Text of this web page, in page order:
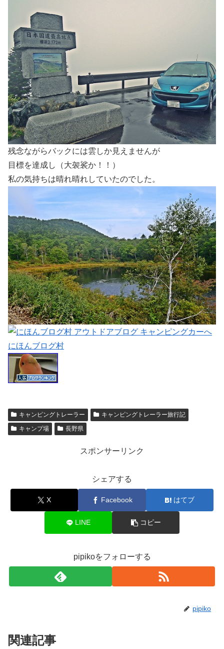
残念ながらバックには雲しか見えませんが
目標を達成し（大袈裟か！！）
私の気持ちは晴れ晴れしていたのでした。
にほんブログ村
キャンピングトレーラー
キャンピングトレーラー旅行記
キャンプ場
長野県
スポンサーリンク
シェアする
X Facebook はてブ
LINE コピー
pipikoをフォローする
pipiko
関連記事